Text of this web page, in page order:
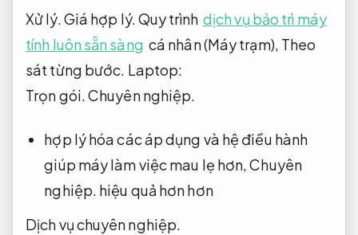
Xử lý.Giá hợp lý.Quy trình dịch vụ bảo trì máy
tính luôn sẵn sàng cá nhân (Máy trạm), Theo
sát từng bước. Laptop:
Trọn gói.Chuyên nghiệp.
hợp lý hóa các áp dụng và hệ điều hành
giúp máy làm việc mau lẹ hơn,Chuyên
nghiệp. hiệu quả hơn hơn
Dịch vụ chuyên nghiệp.